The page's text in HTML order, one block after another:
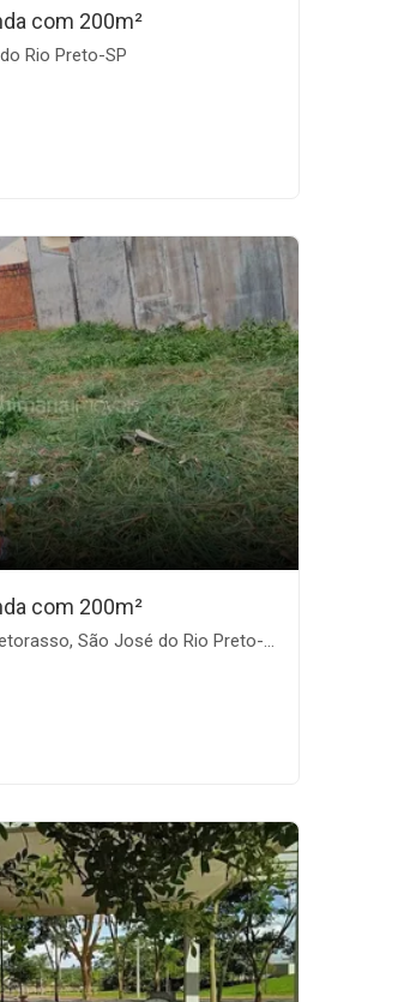
com 200m²
Rio Preto-SP
com 200m²
São José do Rio Preto-SP